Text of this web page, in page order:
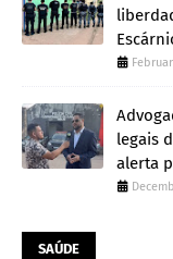
legais
alerta
SAÚDE